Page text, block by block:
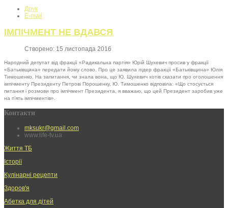
Друк
E-mail
ІМПІЧМЕНТ НЕ ВДАВСЯ
Створено: 15 листопада 2016
Народний депутат від фракції «Радикальна партія» Юрій Шухевич просив у фракції
«Батьківщина» передати йому слово. Про це заявила лідер фракції «Батьківщина» Юлія
Тимошенко. На запитання, чи знала вона, що Ю. Шухевич хотів сказати про оголошення
імпічменту Президенту Петрові Порошенку, Ю. Тимошенко відповіла: «Що стосується
питання і розмови про імпічмент Президента, я вважаю, що цей Президент заробив уже
на п’ять імпічментів».
Контакти
mksukr@gmail.com
www.life-tv.ua
Життя ТБ
Історії
Кулінарні рецепти
Здоров'я
Абетка для дітей